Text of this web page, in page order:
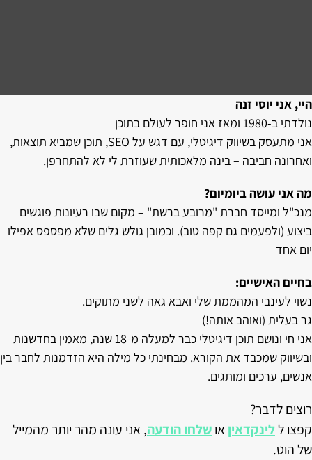
היי, אני יוסי זנה
נולדתי ב-1980 ומאז אני חופר לעולם בתוכן
אני מתעסק בשיווק דיגיטלי, עם דגש על SEO, תוכן שמביא תוצאות,
ואחרונה חביבה – בינה מלאכותית שעוזרת לי לא להתחרפן.
מה אני עושה ביומיום?
מנכ"ל ומייסד חברת "מרובע ברשת" – מקום שבו רעיונות פוגשים
ביצוע (ולפעמים גם קפה טוב). וכמובן גולש גלים שלא מפספס אפילו
יום אחד
בחיים האישיים:
נשוי לעינבי המהממת שלי ואבא גאה לשני מתוקים.
גר בעלית (ואוהב אותה!)
אני חי ונושם תוכן דיגיטלי כבר למעלה מ-18 שנה, מאמין בחדשנות
ובשיווק שמכבד את הקורא. מבחינתי כל מילה היא הזדמנות לחבר בין
אנשים, ערכים ומותגים.
רוצים לדבר?
קפצו ללינקדאיןאושלחו הודעה, אני עונה מהר יותר מהמייל
של הוט.